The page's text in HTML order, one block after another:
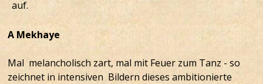
auf.
A Mekhaye
Mal melancholisch zart, mal mit Feuer zum Tanz - so
zeichnet in intensiven Bildern dieses ambitionierte